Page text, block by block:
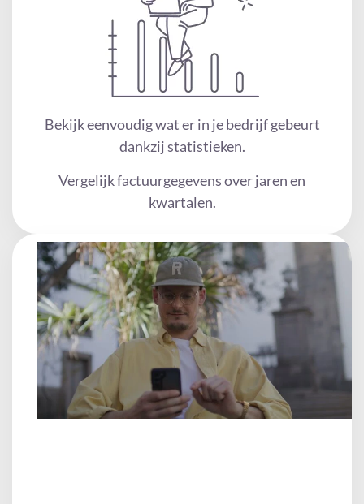
Bekijk eenvoudig wat er in je bedrijf gebeurt
dankzij statistieken.
Vergelijk factuurgegevens over jaren en
kwartalen.